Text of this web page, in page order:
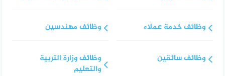
وظائف خدمة عملاء
وظائف سائقين
وظائف مهندسين
وظائف وزارة التربية
والتعليم